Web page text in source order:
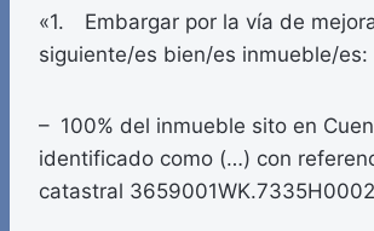
«1. Embargar por la vía de
siguiente/es bien/es inmueble/es:
– 100% del inmueble sito en
identificado como (…) con
catastral